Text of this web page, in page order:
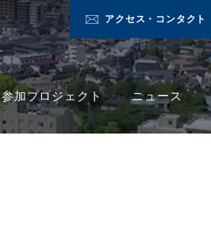
アクセス・コンタクト
参加プロジェクト ニュース